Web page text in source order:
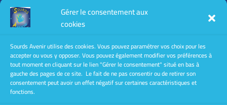
Gérer le consentement aux
cookies
Sourds Avenir utilise des cookies. Vous pouvez paramétrer vos choix pour les
accepter ou vous y opposer. Vous pouvez également modifier vos préférences à
tout moment en cliquant sur le lien "Gérer le consentement" situé en bas à
gauche des pages de ce site. Le fait de ne pas consentir ou de retirer son
consentement peut avoir un effet négatif sur certaines caractéristiques et
fonctions.
Toutes les informations légales :
mentions légales
conditions générales de vente
Politique de confidentialité